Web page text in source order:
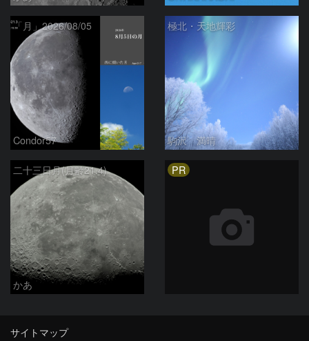
「月」2026/08/05
Condor57
極北・天地輝彩
駒沢 満晴
二十三日月(月齢21.4)
かあ
PR
サイトマップ